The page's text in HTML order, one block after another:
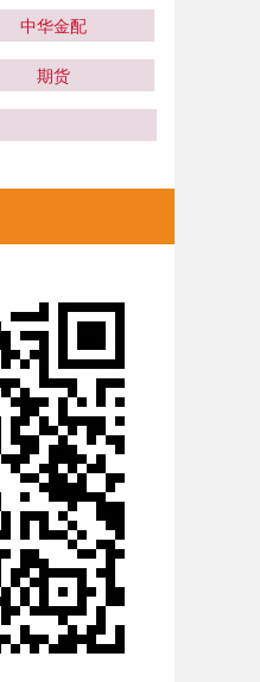
中华金配
期货